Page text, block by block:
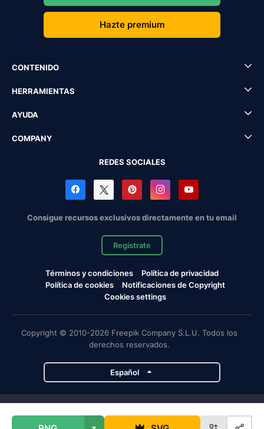
Hazte premium
CONTENIDO
HERRAMIENTAS
AYUDA
COMPANY
REDES SOCIALES
Consigue recursos exclusivos directamente en tu email
Regístrate
Términos y condiciones
Política de privacidad
Política de cookies
Notificaciones de Copyright
Cookies settings
Copyright © 2010-2026 Freepik Company S.L.U. Todos los
derechos reservados.
Español